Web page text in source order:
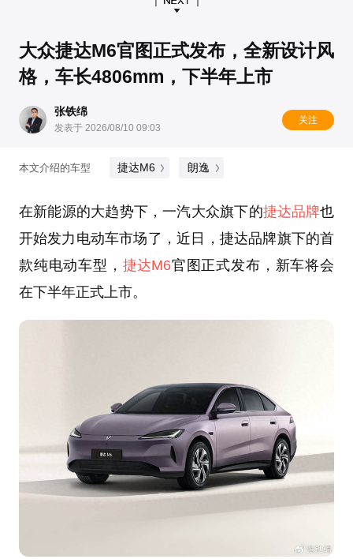
大众捷达M6官图正式发布，全新设计风
格，车长4806mm，下半年上市
张铁绵
发表于 2026/08/10 09:03
关注
本文介绍的车型 捷达M6 朗逸
在新能源的大趋势下，一汽大众旗下的捷达品牌也
开始发力电动车市场了，近日，捷达品牌旗下的首
款纯电动车型， 捷达M6官图正式发布，新车将会
在下半年正式上市。